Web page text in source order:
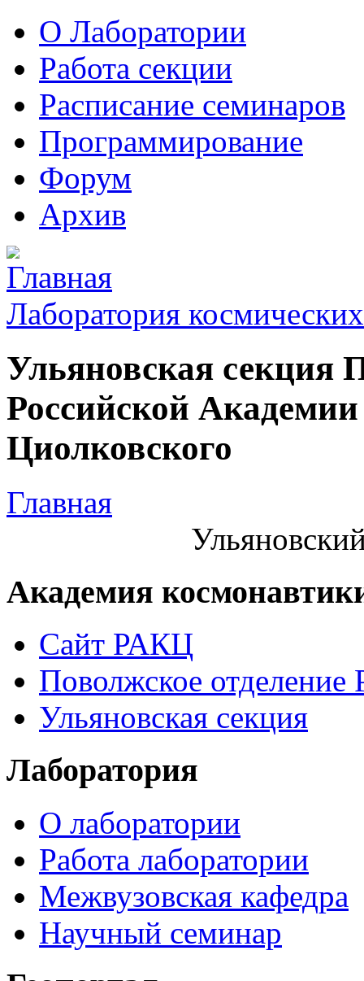
О Лаборатории
Работа секции
Расписание семинаров
Программирование
Форум
Архив
Лаборатория
Ульяновская секция
Российской
Циолковского
Главная
Академия
Сайт РАКЦ
Поволжское
Ульяновская секция
Лаборатория
О лаборатории
Работа лаборатории
Межвузовская кафедра
Научный семинар